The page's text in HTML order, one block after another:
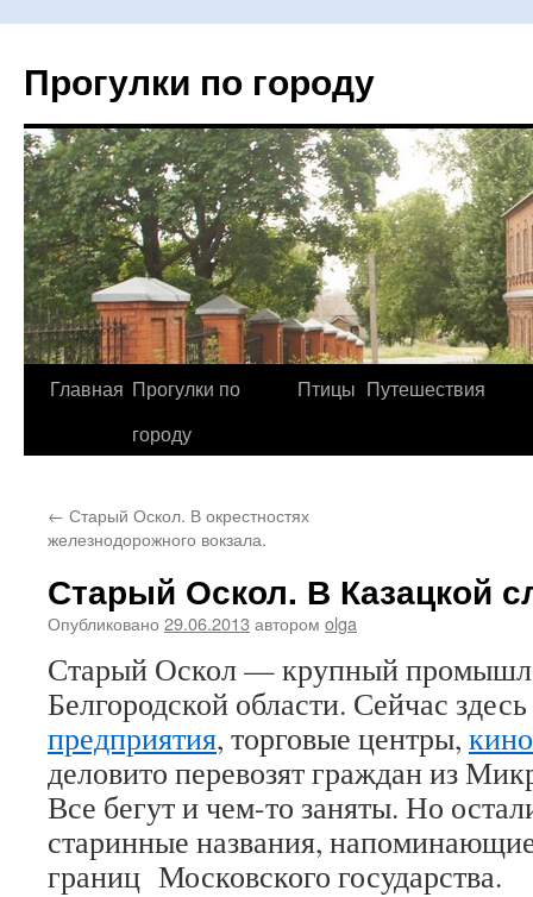
Прогулки по городу
Перейти
Главная Прогулки по
городу
Птицы Путешествия
← Старый Оскол. В окрестностях
железнодорожного вокзала.
Старый Оскол. В Казацкой
Опубликовано 29.06.2013 автором olga
Старый Оскол — крупный
Белгородской области. Сейчас
предприятия, торговые центры,
деловито перевозят граждан из
Все бегут и чем-то заняты. Но
старинные названия,
границ Московского государства.